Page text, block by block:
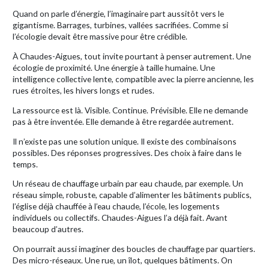
Quand on parle d’énergie, l’imaginaire part aussitôt vers le
gigantisme. Barrages, turbines, vallées sacrifiées. Comme si
l’écologie devait être massive pour être crédible.
À Chaudes-Aigues, tout invite pourtant à penser autrement. Une
écologie de proximité. Une énergie à taille humaine. Une
intelligence collective lente, compatible avec la pierre ancienne, les
rues étroites, les hivers longs et rudes.
La ressource est là. Visible. Continue. Prévisible. Elle ne demande
pas à être inventée. Elle demande à être regardée autrement.
Il n’existe pas une solution unique. Il existe des combinaisons
possibles. Des réponses progressives. Des choix à faire dans le
temps.
Un réseau de chauffage urbain par eau chaude, par exemple. Un
réseau simple, robuste, capable d’alimenter les bâtiments publics,
l’église déjà chauffée à l’eau chaude, l’école, les logements
individuels ou collectifs. Chaudes-Aigues l’a déjà fait. Avant
beaucoup d’autres.
On pourrait aussi imaginer des boucles de chauffage par quartiers.
Des micro-réseaux. Une rue, un îlot, quelques bâtiments. On